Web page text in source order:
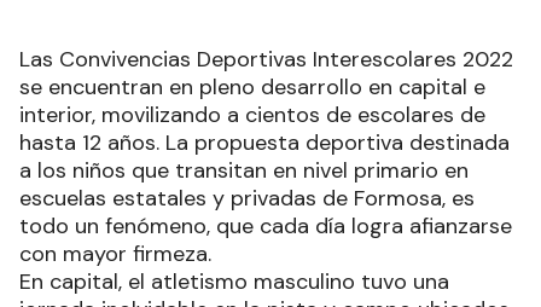
Las Convivencias Deportivas Interescolares 2022
se encuentran en pleno desarrollo en capital e
interior, movilizando a cientos de escolares de
hasta 12 años. La propuesta deportiva destinada
a los niños que transitan en nivel primario en
escuelas estatales y privadas de Formosa, es
todo un fenómeno, que cada día logra afianzarse
con mayor firmeza.
En capital, el atletismo masculino tuvo una